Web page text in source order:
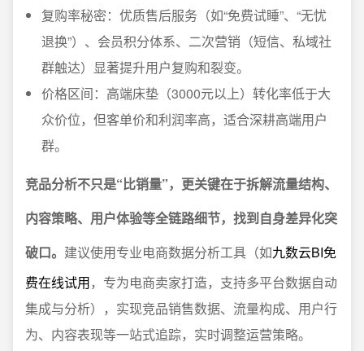
复购率秘密：优质售后服务（如“免费试睡”、“无忧
退换”）、会员积分体系、二次营销（短信、私域社
群触达）显著提升用户复购和裂变。
价格区间：高端床垫（3000元以上）转化率低于大
众价位，但客单价和利润率高，适合深耕高端用户
群。
竞品分析不只是“比销量”，更关键在于拆解流量结构、
内容策略、用户体验等全链路细节，找到自身差异化突
破口。 建议使用专业电商数据分析工具（如九数云BI免
费在线试用，专为电商卖家打造，支持多平台数据自动
集成与分析），实现竞品销售数据、流量构成、用户行
为、内容表现等一站式追踪，实时调整运营策略。